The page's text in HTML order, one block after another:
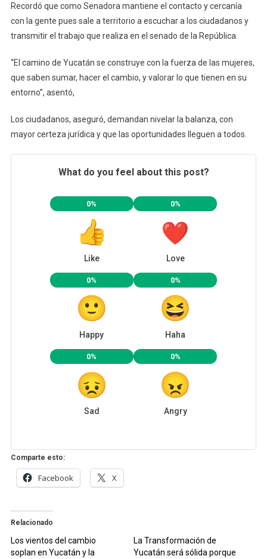
Recordó que como Senadora mantiene el contacto y cercanía
con la gente pues sale a territorio a escuchar a los ciudadanos y
transmitir el trabajo que realiza en el senado de la República.
“El camino de Yucatán se construye con la fuerza de las mujeres,
que saben sumar, hacer el cambio, y valorar lo que tienen en su
entorno”, asentó,
Los ciudadanos, aseguró, demandan nivelar la balanza, con
mayor certeza jurídica y que las oportunidades lleguen a todos.
What do you feel about this post?
0%
Like
0%
Love
0%
Happy
0%
Haha
0%
Sad
0%
Angry
Comparte esto:
Facebook X
Relacionado
Los vientos del cambio
soplan en Yucatán y la
La Transformación de
Yucatán será sólida porque